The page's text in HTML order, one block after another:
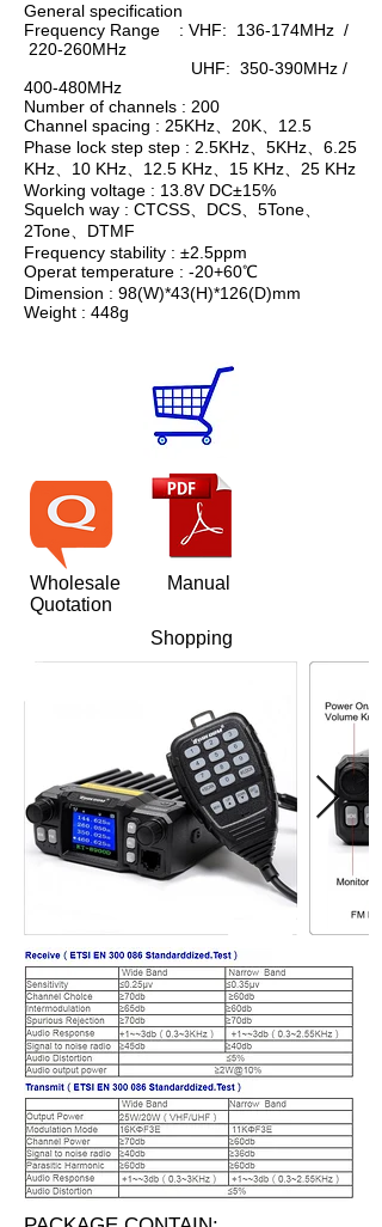
General specification
Frequency Range : VHF: 136-174MHz /
220-260MHz
UHF: 350-390MHz /
400-480MHz
Number of channels : 200
Channel spacing : 25KHz、20K、12.5
Phase lock step step : 2.5KHz、5KHz、6.25
KHz、10 KHz、12.5 KHz、15 KHz、25 KHz
Working voltage : 13.8V DC±15%
Squelch way : CTCSS、DCS、5Tone、
2Tone、DTMF
Frequency stability : ±2.5ppm
Operat temperature : -20+60℃
Dimension : 98(W)*43(H)*126(D)mm
Weight : 448g
Wholesale
Quotation
Manual
Shopping